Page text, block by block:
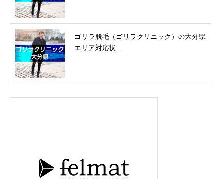
ゴリラ脱毛（ゴリラクリニック）の大分県
エリア対応状...